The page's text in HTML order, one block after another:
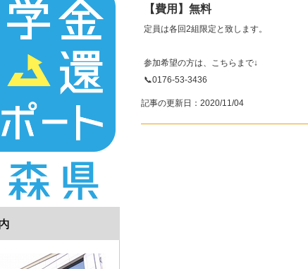
【費用】無料
定員は各回2組限定と致します。
参加希望の方は、こちらまで↓
📞0176-53-3436
記事の更新日： 2020/11/04